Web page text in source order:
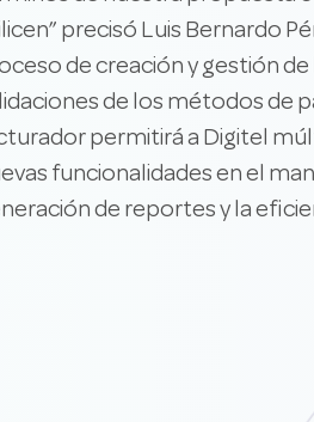
precisó Luis Bernardo
de creación y gestión
de los métodos de
permitirá a Digitel
funcionalidades en el
de reportes y la